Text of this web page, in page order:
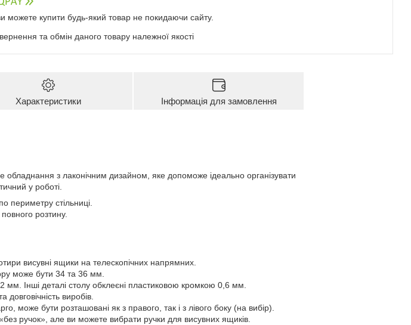
можете купити будь-який товар не покидаючи сайту.
та обмін даного товару належної якості
Характеристики Інформація для замовлення
обладнання з лаконічним дизайном, яке допоможе ідеально організувати
у роботі.
периметру стільниці.
розтину.
висувні ящики на телескопічних напрямних.
може бути 34 та 36 мм.
мм. Інші деталі столу обклеєні пластиковою кромкою 0,6 мм.
довговічність виробів.
може бути розташовані як з правого, так і з лівого боку (на вибір).
ручок», але ви можете вибрати ручки для висувних ящиків.